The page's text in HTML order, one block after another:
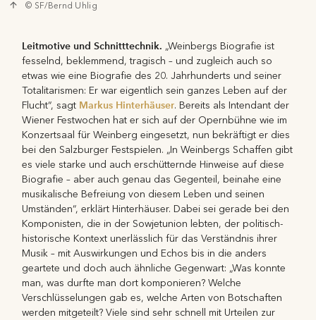
© SF/Bernd Uhlig
Leitmotive und Schnitttechnik. „Weinbergs Biografie ist
fesselnd, beklemmend, tragisch – und zugleich auch so
etwas wie eine Biografie des 20. Jahrhunderts und seiner
Totalitarismen: Er war eigentlich sein ganzes Leben auf der
Flucht“, sagt Markus Hinterhäuser. Bereits als Intendant der
Wiener Festwochen hat er sich auf der Opernbühne wie im
Konzertsaal für Weinberg eingesetzt, nun bekräftigt er dies
bei den Salzburger Festspielen. „In Weinbergs Schaffen gibt
es viele starke und auch erschütternde Hinweise auf diese
Biografie – aber auch genau das Gegenteil, beinahe eine
musikalische Befreiung von diesem Leben und seinen
Umständen“, erklärt Hinterhäuser. Dabei sei gerade bei den
Komponisten, die in der Sowjetunion lebten, der politisch-
historische Kontext unerlässlich für das Verständnis ihrer
Musik – mit Auswirkungen und Echos bis in die anders
geartete und doch auch ähnliche Gegenwart: „Was konnte
man, was durfte man dort komponieren? Welche
Verschlüsselungen gab es, welche Arten von Botschaften
werden mitgeteilt? Viele sind sehr schnell mit Urteilen zur